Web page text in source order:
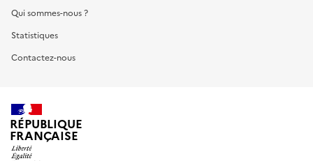
Qui sommes-nous ?
Statistiques
Contactez-nous
RÉPUBLIQUE
FRANÇAISE